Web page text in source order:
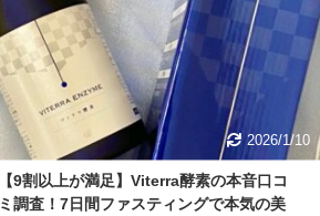
2026/1/10
【9割以上が満足】Viterra酵素の本音口コ
ミ調査！7日間ファスティングで本気の美